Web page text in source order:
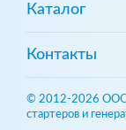
Каталог
Контакты
© 2012-2026 ООО
стартеров и